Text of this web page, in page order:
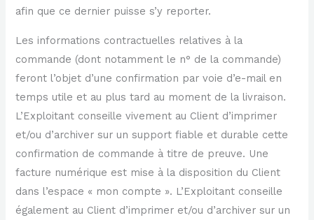
afin que ce dernier puisse s’y reporter.
Les informations contractuelles relatives à la
commande (dont notamment le n° de la commande)
feront l’objet d’une confirmation par voie d’e-mail en
temps utile et au plus tard au moment de la livraison.
L’Exploitant conseille vivement au Client d’imprimer
et/ou d’archiver sur un support fiable et durable cette
confirmation de commande à titre de preuve. Une
facture numérique est mise à la disposition du Client
dans l’espace « mon compte ». L’Exploitant conseille
également au Client d’imprimer et/ou d’archiver sur un